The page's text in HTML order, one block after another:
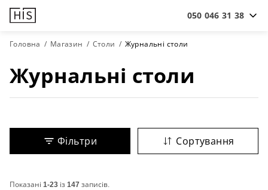
050 046 31 38
Головна Магазин Столи Журнальні столи
Журнальні столи
Фільтри Сортування
Показані 1-23 із147записів.